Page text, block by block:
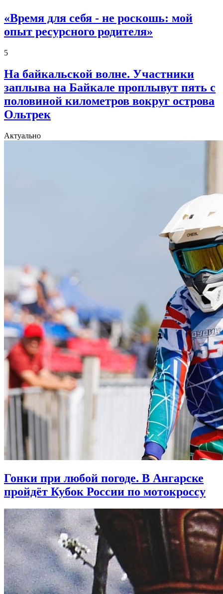
«Время для себя - не роскошь: мой
опыт ресурсного родителя»
5
На байкальской волне. Участники
заплыва на Байкале проплывут пять с
половиной километров вокруг острова
Ольтрек
Актуально
Гонки при любой погоде. В Ангарске
пройдёт Кубок России по мотокроссу